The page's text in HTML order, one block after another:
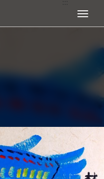
展開選單